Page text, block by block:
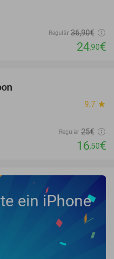
Regulär 36,90€
24,90€
9.7 star
Regulär 25€
16,50€
ein iPhone